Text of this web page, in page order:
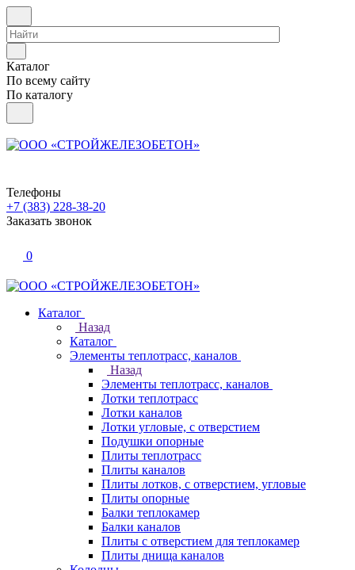
Каталог
По всему сайту
По каталогу
Телефоны
+7 (383) 228-38-20
Заказать звонок
0
Каталог
Назад
Каталог
Элементы теплотрасс, каналов
Назад
Элементы теплотрасс, каналов
Лотки теплотрасс
Лотки каналов
Лотки угловые, с отверстием
Подушки опорные
Плиты теплотрасс
Плиты каналов
Плиты лотков, с отверстием, угловые
Плиты опорные
Балки теплокамер
Балки каналов
Плиты с отверстием для теплокамер
Плиты днища каналов